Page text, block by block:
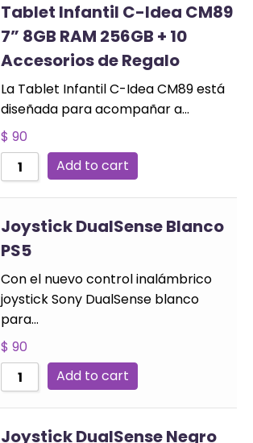
Tablet Infantil C-Idea CM89
7” 8GB RAM 256GB + 10
Accesorios de Regalo
La Tablet Infantil C-Idea CM89 está
diseñada para acompañar a…
$ 90
Add to cart
Joystick DualSense Blanco
PS5
Con el nuevo control inalámbrico
joystick Sony DualSense blanco
para…
$ 90
Add to cart
Joystick DualSense Negro